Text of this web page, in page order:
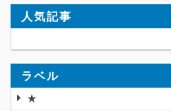
人気記事
ラベル
★